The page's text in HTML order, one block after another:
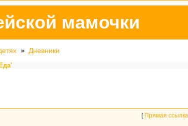
мамочки
» Дневники
[ Прямая ссылка